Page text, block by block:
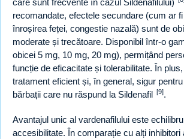
care sunt frecvente în cazul Sildenafilului)
recomandate, efectele secundare (cum ar
înroșirea feței, congestie nazală) sunt de
moderate și trecătoare. Disponibil într-o
obicei 5 mg, 10 mg, 20 mg), permițând
funcție de eficacitate și tolerabilitate. În
tratament eficient și, în general, sigur
bărbații care nu răspund la Sildenafil [9].
Avantajul unic al vardenafilului este
accesibilitate. În comparație cu alți inhibitori